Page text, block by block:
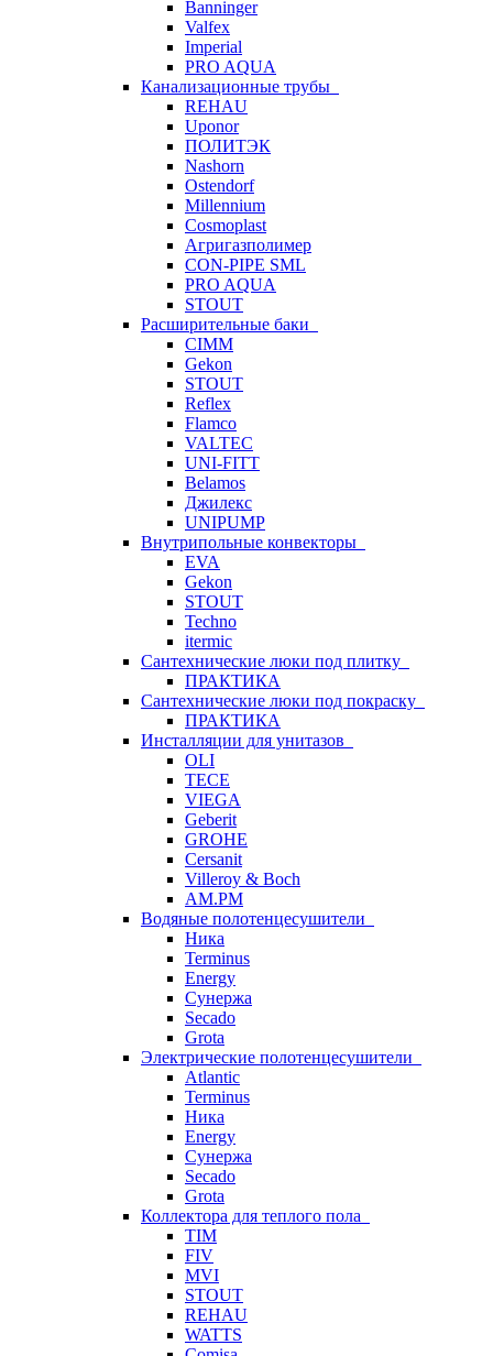
Banninger
Valfex
Imperial
PRO AQUA
Канализационные трубы
REHAU
Uponor
ПОЛИТЭК
Nashorn
Ostendorf
Millennium
Cosmoplast
Агригазполимер
CON-PIPE SML
PRO AQUA
STOUT
Расширительные баки
CIMM
Gekon
STOUT
Reflex
Flamco
VALTEC
UNI-FITT
Belamos
Джилекс
UNIPUMP
Внутрипольные конвекторы
EVA
Gekon
STOUT
Techno
itermic
Сантехнические люки под плитку
ПРАКТИКА
Сантехнические люки под покраску
ПРАКТИКА
Инсталляции для унитазов
OLI
TECE
VIEGA
Geberit
GROHE
Cersanit
Villeroy & Boch
AM.PM
Водяные полотенцесушители
Ника
Terminus
Energy
Сунержа
Secado
Grota
Электрические полотенцесушители
Atlantic
Terminus
Ника
Energy
Сунержа
Secado
Grota
Коллектора для теплого пола
TIM
FIV
MVI
STOUT
REHAU
WATTS